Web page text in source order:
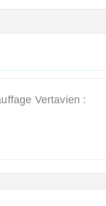
Vertavien :